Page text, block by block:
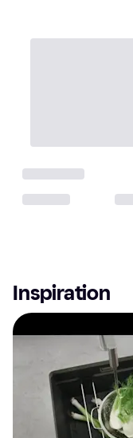
Inspiration